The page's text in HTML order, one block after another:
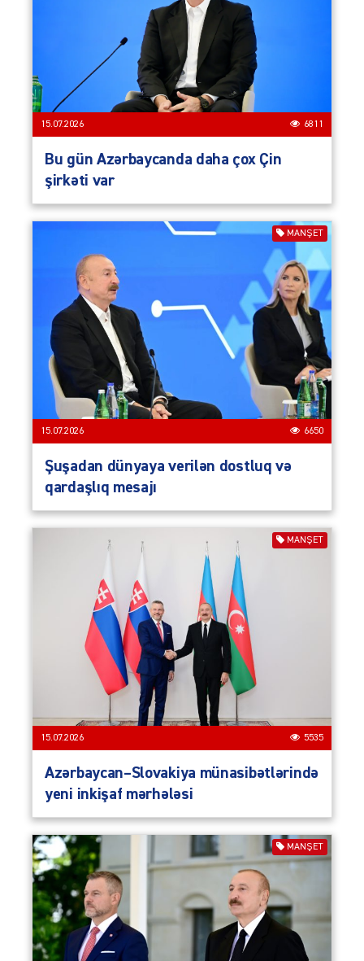
15.07.2026 6811
Bu gün Azərbaycanda daha çox Çin
şirkəti var
MANŞET
15.07.2026 6650
Şuşadan dünyaya verilən dostluq və
qardaşlıq mesajı
MANŞET
15.07.2026 5535
Azərbaycan–Slovakiya münasibətlərində
yeni inkişaf mərhələsi
MANŞET